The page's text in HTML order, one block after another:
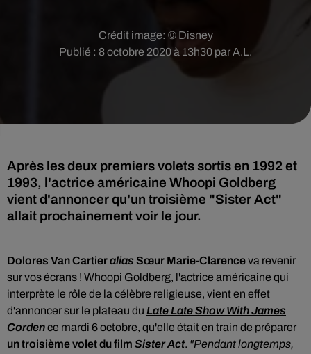
Publié : 8 octobre 2020 à 13h30 par A.L.
Crédit image: © Disney
Après les deux premiers volets sortis en 1992 et
1993, l'actrice américaine Whoopi Goldberg
vient d'annoncer qu'un troisième "Sister Act"
allait prochainement voir le jour.
Dolores Van Cartieralias Sœur Marie-Clarenceva revenir
sur vos écrans ! Whoopi Goldberg, l'actrice américaine qui
interprète le rôle de la célèbre religieuse, vient en effet
d'annoncer sur le plateau du Late Late Show With James
Cordence mardi 6 octobre, qu'elle était en train de préparer
un troisième volet du film Sister Act. "Pendant longtemps,